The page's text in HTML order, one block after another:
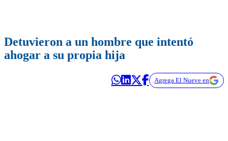
Detuvieron a un hombre que intentó
ahogar a su propia hija
Agrega El Nueve en